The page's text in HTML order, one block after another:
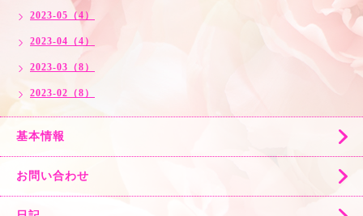
2023-05（4）
2023-04（4）
2023-03（8）
2023-02（8）
基本情報
お問い合わせ